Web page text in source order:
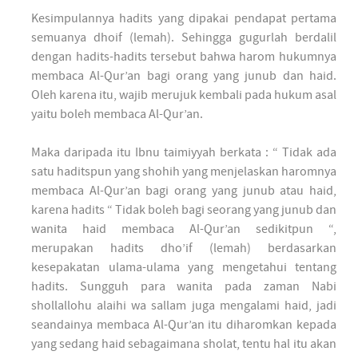
Kesimpulannya hadits yang dipakai pendapat pertama
semuanya dhoif (lemah). Sehingga gugurlah berdalil
dengan hadits-hadits tersebut bahwa harom hukumnya
membaca Al-Qur’an bagi orang yang junub dan haid.
Oleh karena itu, wajib merujuk kembali pada hukum asal
yaitu boleh membaca Al-Qur’an.
Maka daripada itu Ibnu taimiyyah berkata : “ Tidak ada
satu haditspun yang shohih yang menjelaskan haromnya
membaca Al-Qur’an bagi orang yang junub atau haid,
karena hadits “ Tidak boleh bagi seorang yang junub dan
wanita haid membaca Al-Qur’an sedikitpun “,
merupakan hadits dho’if (lemah) berdasarkan
kesepakatan ulama-ulama yang mengetahui tentang
hadits. Sungguh para wanita pada zaman Nabi
shollallohu alaihi wa sallam juga mengalami haid, jadi
seandainya membaca Al-Qur’an itu diharomkan kepada
yang sedang haid sebagaimana sholat, tentu hal itu akan